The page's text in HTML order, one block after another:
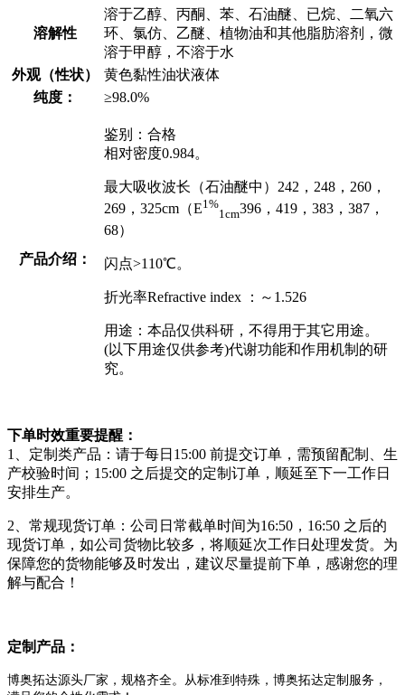
溶解性
溶于乙醇、丙酮、苯、石油醚、已烷、二氧六
环、氯仿、乙醚、植物油和其他脂肪溶剂，微
溶于甲醇，不溶于水
外观（性状）
黄色黏性油状液体
纯度：
≥98.0%
产品介绍：
鉴别：合格
相对密度0.984。
最大吸收波长（石油醚中）242，248，260，
269，325cm（E1%
1cm396，419，383，387，
68）
闪点>110℃。
折光率Refractive index ：～1.526
用途：本品仅供科研，不得用于其它用途。
(以下用途仅供参考)代谢功能和作用机制的研
究。
下单时效重要提醒：
1、定制类产品：请于每日15:00 前提交订单，需预留配制、生
产校验时间；15:00 之后提交的定制订单，顺延至下一工作日
安排生产。
2、常规现货订单：公司日常截单时间为16:50，16:50 之后的
现货订单，如公司货物比较多，将顺延次工作日处理发货。为
保障您的货物能够及时发出，建议尽量提前下单，感谢您的理
解与配合！
定制产品：
博奥拓达源头厂家，规格齐全。从标准到特殊，博奥拓达定制服务，